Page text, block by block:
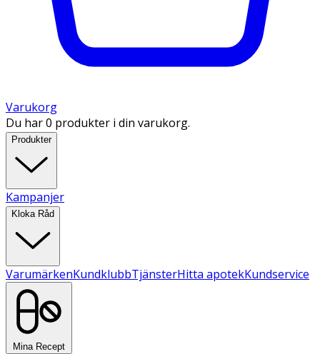
Varukorg
Du har 0 produkter i din varukorg.
Produkter
Kampanjer
Kloka Råd
VarumärkenKundklubbTjänsterHitta apotekKundservice
Mina Recept